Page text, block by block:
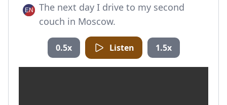
The next day I drive to my second
couch in Moscow.
0.5x Listen 1.5x